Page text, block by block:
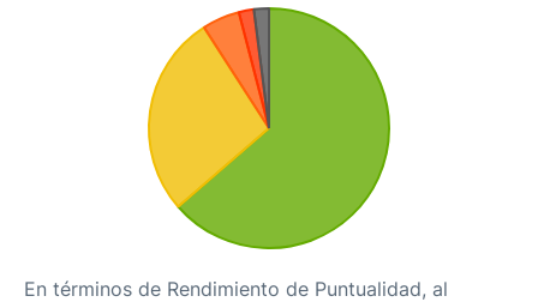
En términos de Rendimiento de Puntualidad, al